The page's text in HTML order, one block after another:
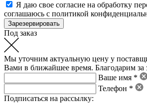
Я даю свое согласие на обработку
соглашаюсь с политикой
Под заказ
Мы уточним актуальную цену у
Вами в ближайшее время. Благодарим за
Ваше имя *
Телефон *
Подписаться на рассылку: